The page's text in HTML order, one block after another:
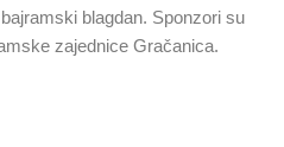
blagdan. Sponzori su
zajednice Gračanica.